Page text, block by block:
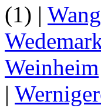
(1) |
Weinheim
|